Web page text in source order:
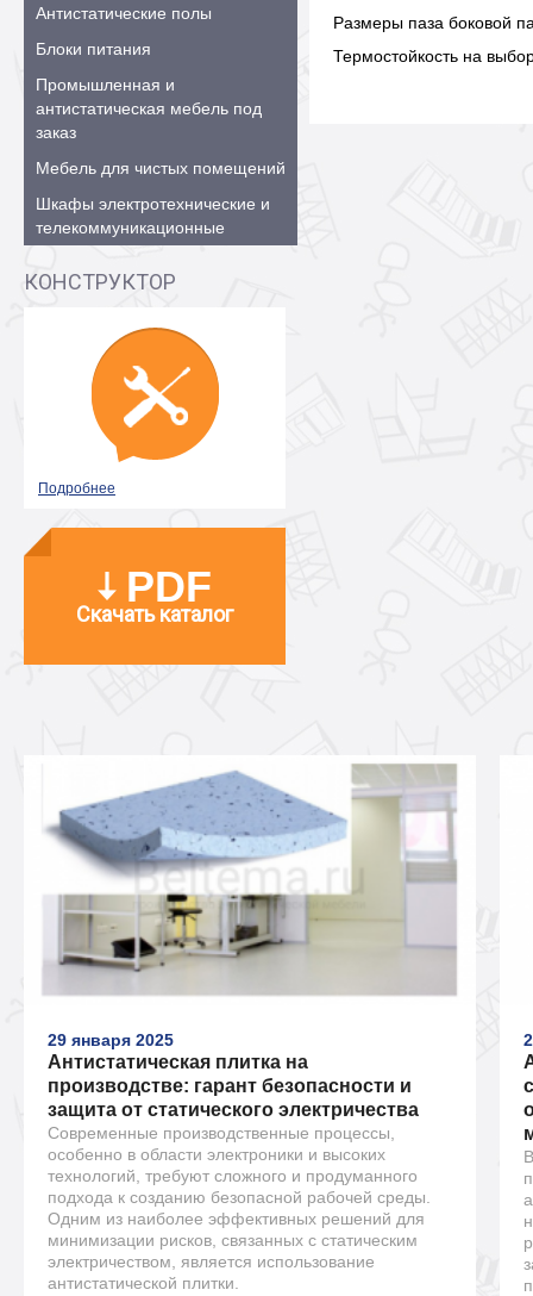
Антистатические полы
Блоки питания
Промышленная и
антистатическая мебель под
заказ
Мебель для чистых помещений
Шкафы электротехнические и
телекоммуникационные
КОНСТРУКТОР
Подробнее
PDF
Скачать каталог
Размеры паза боковой
Термостойкость на
29 января 2025
Антистатическая плитка на
производстве: гарант безопасности и
защита от статического электричества
Современные производственные процессы,
особенно в области электроники и высоких
технологий, требуют сложного и продуманного
подхода к созданию безопасной рабочей среды.
Одним из наиболее эффективных решений для
минимизации рисков, связанных с статическим
электричеством, является использование
антистатической плитки.